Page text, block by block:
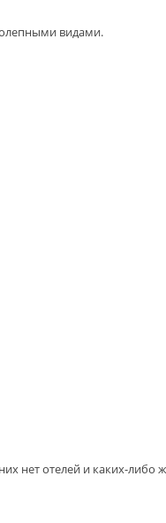
видами.
нет отелей и каких-либо